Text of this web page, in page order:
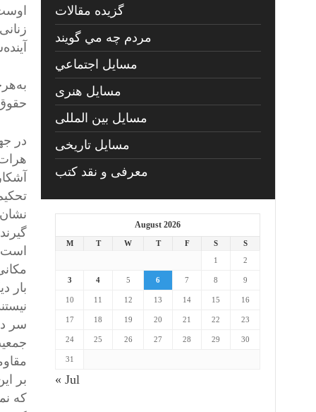
در
است
بار
سر
بر
که
گزیده مقالات
مردم چه مي گويند
مسايل اجتماعي
مسايل هنری
مسایل بین المللی
مسایل تاریخی
معرفی و نقد کتب
August 2026
M T W T F S
S
1
2
3 4 5 6 7 8 9
10 11 12 13 14 15 16
17 18 19 20 21 22 23
24 25 26 27 28 29 30
31
« Jul